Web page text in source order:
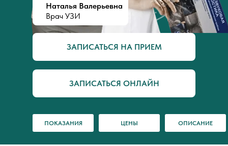
ЗАПИСАТЬСЯ ОНЛАЙН
ЗАПИСАТЬСЯ НА ПРИЕМ
Наталья Валерьевна
Врач УЗИ
ПОКАЗАНИЯ ЦЕНЫ ОПИСАНИЕ